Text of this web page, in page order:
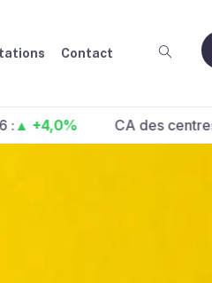
Contact
CA des centres co.